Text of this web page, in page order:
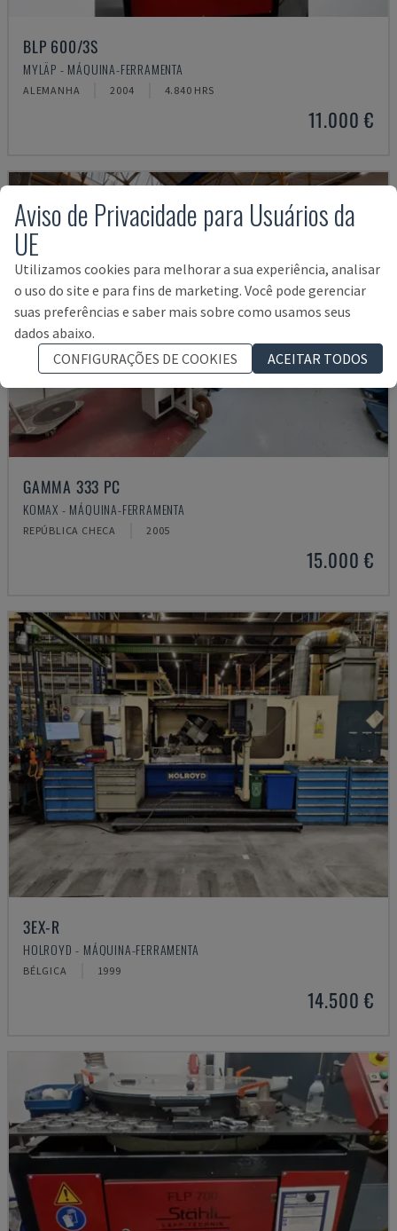
BLP 600/3S
MYLÄP - MÁQUINA-FERRAMENTA
ALEMANHA 2004 4.840 HRS
11.000 €
GAMMA 333 PC
KOMAX - MÁQUINA-FERRAMENTA
REPÚBLICA CHECA 2005
15.000 €
3EX-R
HOLROYD - MÁQUINA-FERRAMENTA
BÉLGICA 1999
14.500 €
Aviso de Privacidade para Usuários da
UE
Utilizamos cookies para melhorar a sua experiência, analisar
o uso do site e para fins de marketing. Você pode gerenciar
suas preferências e saber mais sobre como usamos seus
dados abaixo.
CONFIGURAÇÕES DE COOKIES
ACEITAR TODOS